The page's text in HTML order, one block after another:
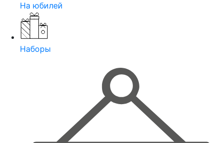
На юбилей
Наборы